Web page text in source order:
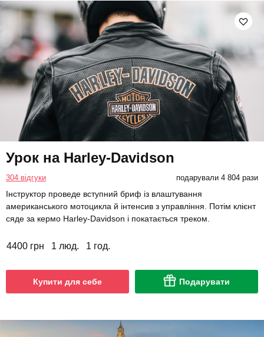
Урок на Harley-Davidson
304 відгуки подарували 4 804 рази
Інструктор проведе вступний бриф із влаштування
американського мотоцикла й інтенсив з управління. Потім клієнт
сяде за кермо Harley-Davidson і покатається треком.
4400 грн 1 люд. 1 год.
Купити для себе Подарувати